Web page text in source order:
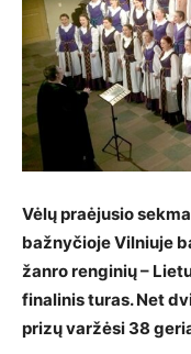
Vėlų praėjusio
bažnyčioje Vilniuje
žanro renginių –
finalinis turas. Net
prizų varžėsi 38